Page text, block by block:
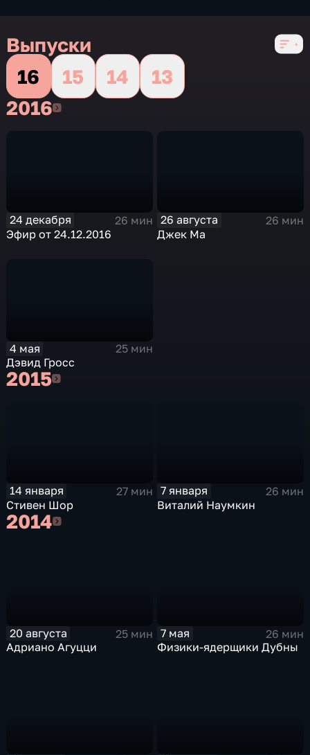
Выпуски
16
15 14
13
20162016
24 декабря
26 мин
Эфир от 24.12.2016
26 августа
26 мин
Джек Ма
4 мая
25 мин
Дэвид Гросс
20152015
14 января
27 мин
Стивен Шор
7 января
26 мин
Виталий Наумкин
20142014
20 августа
25 мин
Адриано Агуцци
7 мая
26 мин
Физики-ядерщики Дубны